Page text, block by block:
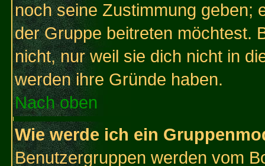
noch seine Zustimmung geben;
der Gruppe beitreten möchtest.
nicht, nur weil sie dich nicht in
werden ihre Gründe haben.
Nach oben
Wie werde ich ein
Benutzergruppen werden vom